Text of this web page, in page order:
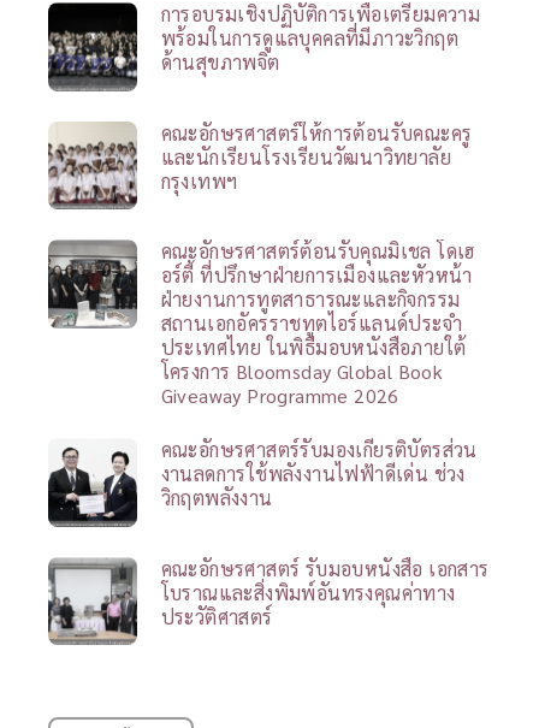
การอบรมเชิงปฏิบัติการเพื่อเตรียมความ
พร้อมในการดูแลบุคคลที่มีภาวะวิกฤต
ด้านสุขภาพจิต
คณะอักษรศาสตร์ให้การต้อนรับคณะครู
และนักเรียนโรงเรียนวัฒนาวิทยาลัย
กรุงเทพฯ
คณะอักษรศาสตร์ต้อนรับคุณมิเชล โดเฮ
อร์ตี้ ที่ปรึกษาฝ่ายการเมืองและหัวหน้า
ฝ่ายงานการทูตสาธารณะและกิจกรรม
สถานเอกอัครราชทูตไอร์แลนด์ประจำ
ประเทศไทย ในพิธีมอบหนังสือภายใต้
โครงการ Bloomsday Global Book
Giveaway Programme 2026
คณะอักษรศาสตร์รับมองเกียรติบัตรส่วน
งานลดการใช้พลังงานไฟฟ้าดีเด่น ช่วง
วิกฤตพลังงาน
คณะอักษรศาสตร์ รับมอบหนังสือ เอกสาร
โบราณและสิ่งพิมพ์อันทรงคุณค่าทาง
ประวัติศาสตร์